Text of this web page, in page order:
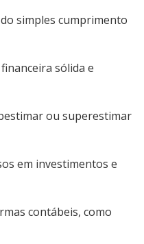
simples cumprimento
sólida e
ou superestimar
em investimentos e
contábeis, como